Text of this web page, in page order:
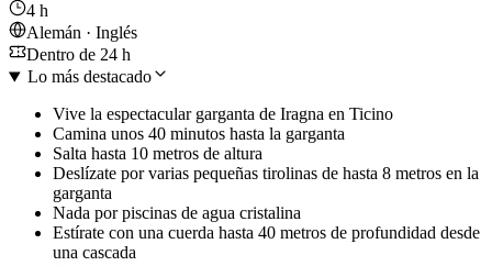
4 h
Alemán · Inglés
Dentro de 24 h
Lo más destacado
Vive la espectacular garganta de Iragna en Ticino
Camina unos 40 minutos hasta la garganta
Salta hasta 10 metros de altura
Deslízate por varias pequeñas tirolinas de hasta 8 metros en la
garganta
Nada por piscinas de agua cristalina
Estírate con una cuerda hasta 40 metros de profundidad desde
una cascada